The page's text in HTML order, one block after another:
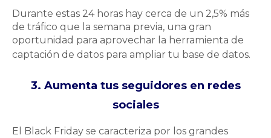
Durante estas 24 horas hay cerca de un 2,5% más
de tráfico que la semana previa, una gran
oportunidad para aprovechar la herramienta de
captación de datos para ampliar tu base de datos.
3. Aumenta tus seguidores en redes
sociales
El Black Friday se caracteriza por los grandes